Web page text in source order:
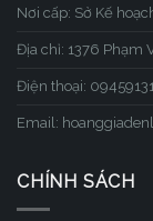
Nơi cấp: Sở Kế
Địa chỉ: 1376 Phạm
Điện thoại:
Email:
CHÍNH SÁCH